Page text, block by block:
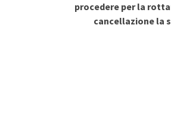
procedere per la
cancellazione la